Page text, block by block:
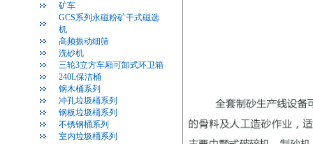
矿车
GCS系列永磁粉矿干式磁选
机
高频振动细筛
洗砂机
三轮3立方车厢可卸式环卫箱
240L保洁桶
钢木桶系列
冲孔垃圾桶系列
钢板垃圾桶系列
不锈钢桶系列
室内垃圾桶系列